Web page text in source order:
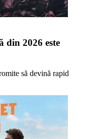
din 2026 este
să devină rapid